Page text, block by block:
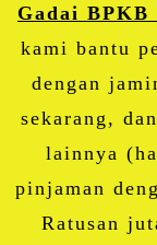
Gadai BPKB
kami bantu
dengan
sekarang,
lainnya
pinjaman
Ratusan